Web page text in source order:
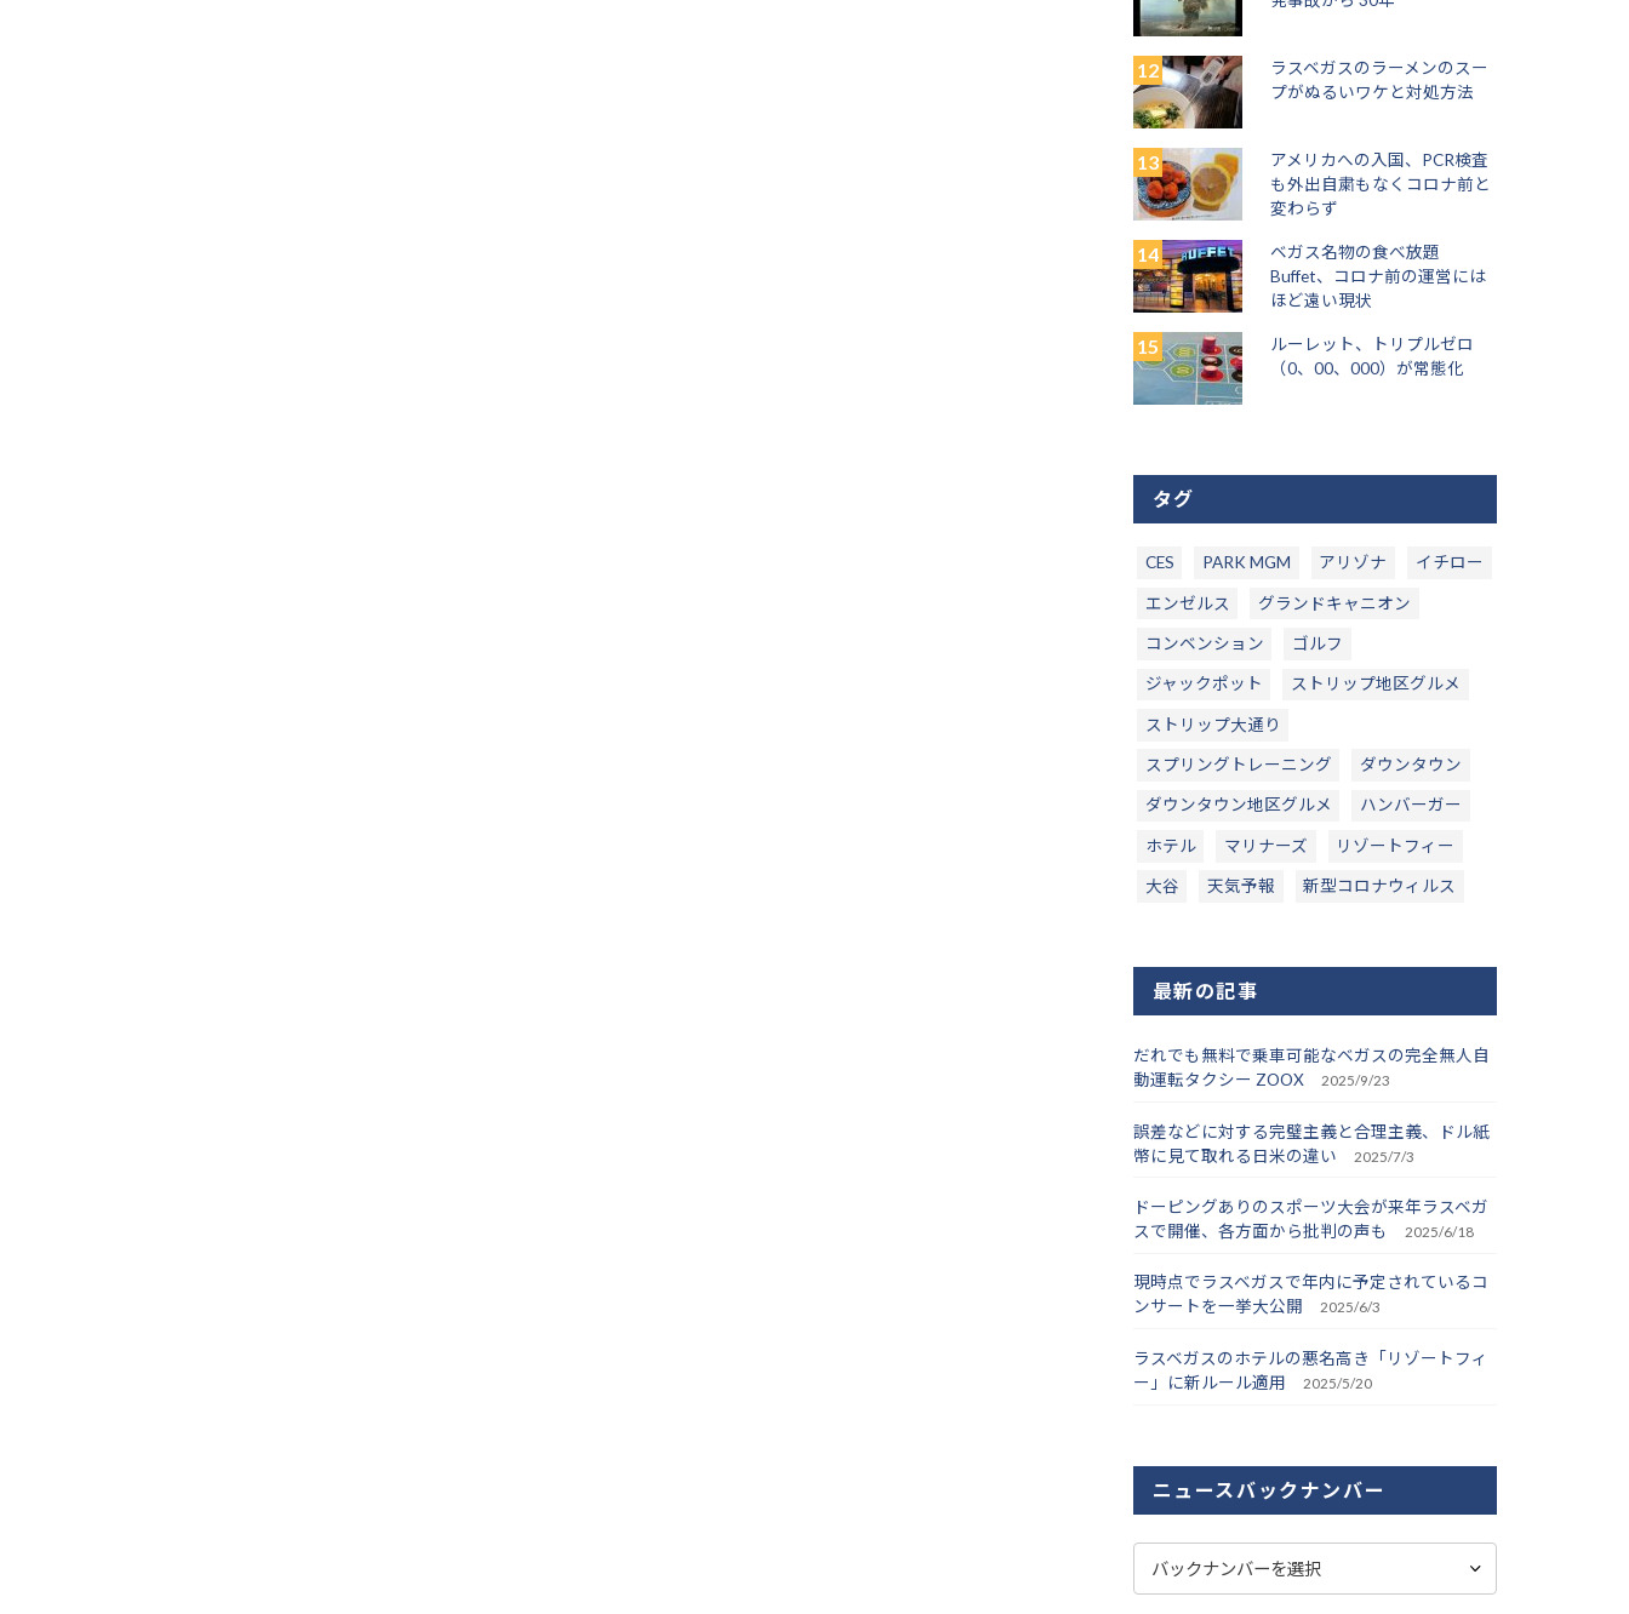
ラスベガスのラーメンのスー
プがぬるいワケと対処方法
アメリカへの入国、PCR検査
も外出自粛もなくコロナ前と
変わらず
ベガス名物の食べ放題
Buffet、コロナ前の運営には
ほど遠い現状
ルーレット、トリプルゼロ
（0、00、000）が常態化
タグ
CES PARK MGM アリゾナ イチロー
エンゼルス グランドキャニオン
コンベンション ゴルフ
ジャックポット ストリップ地区グルメ
ストリップ大通り
スプリングトレーニング ダウンタウン
ダウンタウン地区グルメ ハンバーガー
ホテル マリナーズ リゾートフィー
大谷 天気予報 新型コロナウィルス
最新の記事
だれでも無料で乗車可能なベガスの完全無人自
動運転タクシー ZOOX
2025/9/23
誤差などに対する完璧主義と合理主義、ドル紙
幣に見て取れる日米の違い
2025/7/3
ドーピングありのスポーツ大会が来年ラスベガ
スで開催、各方面から批判の声も
2025/6/18
現時点でラスベガスで年内に予定されているコ
ンサートを一挙大公開
2025/6/3
ラスベガスのホテルの悪名高き「リゾートフィ
ー」に新ルール適用
2025/5/20
ニュースバックナンバー